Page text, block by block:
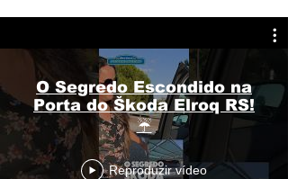
O Segredo Escondido na
Porta do Škoda Elroq RS!
☔
Reproduzir vídeo